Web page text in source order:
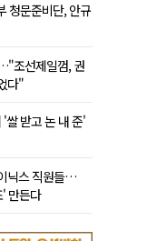
청문준비단, 안규
조선제일껌, 권
다"
쌀 받고 논 내 준'
닉스 직원들…
만든다